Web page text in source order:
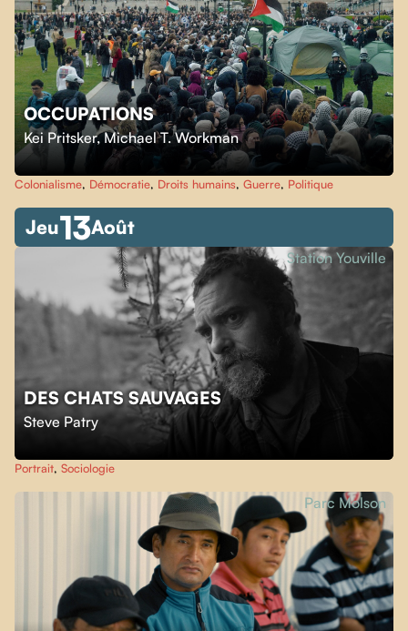
OCCUPATIONS
Kei Pritsker,Michael T. Workman
Colonialisme, Démocratie, Droits humains, Guerre, Politique
Jeu13Août
DES CHATS SAUVAGES
Steve Patry
Station Youville
Portrait, Sociologie
Parc Molson